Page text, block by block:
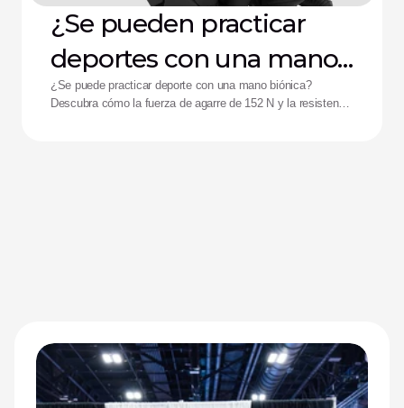
¿Se pueden practicar
deportes con una mano
biónica?
¿Se puede practicar deporte con una mano biónica?
Descubra cómo la fuerza de agarre de 152 N y la resistencia